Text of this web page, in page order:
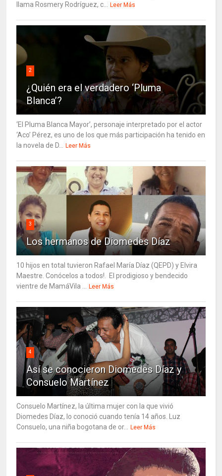
llama Rosmery Rodríguez, c... Leer Más
2
¿Quién era el verdadero ‘Pluma
Blanca’?
‘El Pluma Blanca Mayor’, personaje interpretado por el actor
‘Aco’ Pérez, es uno de los que más participación ha tenido en
la novela de D... Leer Más
3
Los hermanos de Diomedes Díaz
10 hijos en total tuvieron Rafael María Díaz (QEPD) y Elvira
Maestre. Conócelos a todos!. El prodigioso y bendecido
vientre de MamáVila ... Leer Más
4
Así se conocieron Diomedes Díaz y
Consuelo Martínez
Consuelo Martínez, la última mujer con la que vivió
Diomedes Díaz, lo conoció cuando tenía 14 años. Luz
Consuelo, una niña bogotana de or... Leer Más